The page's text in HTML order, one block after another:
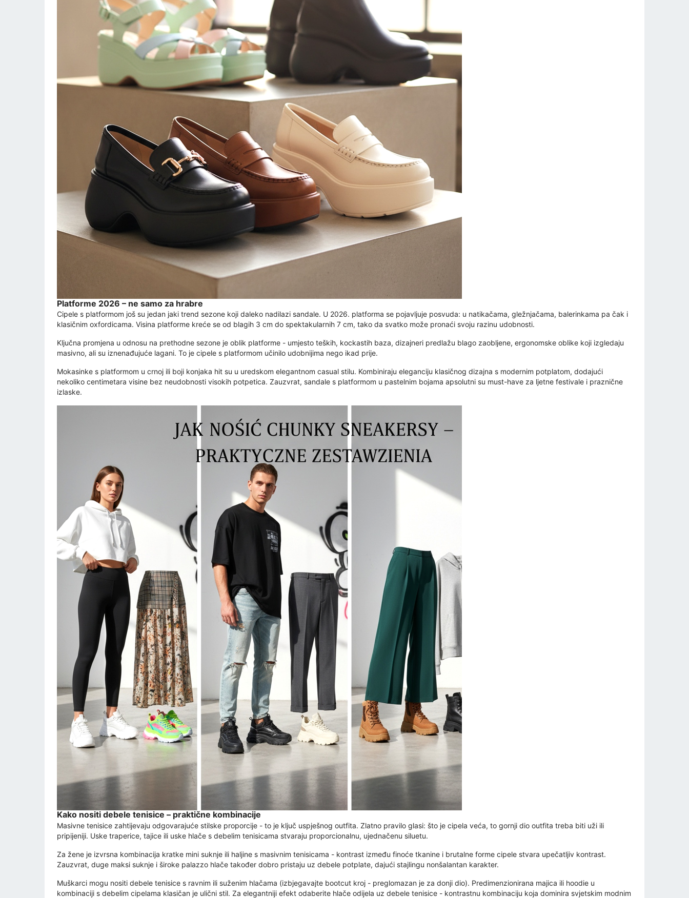
Platforme 2026 – ne samo za hrabre
Cipele s platformom još su jedan jaki trend sezone koji daleko nadilazi sandale. U 2026. platforma se pojavljuje posvuda: u natikačama, gležnjačama, balerinkama pa čak i
klasičnim oxfordicama. Visina platforme kreće se od blagih 3 cm do spektakularnih 7 cm, tako da svatko može pronaći svoju razinu udobnosti.
Ključna promjena u odnosu na prethodne sezone je oblik platforme - umjesto teških, kockastih baza, dizajneri predlažu blago zaobljene, ergonomske oblike koji izgledaju
masivno, ali su iznenađujuće lagani. To je cipele s platformom učinilo udobnijima nego ikad prije.
Mokasinke s platformom u crnoj ili boji konjaka hit su u uredskom elegantnom casual stilu. Kombiniraju eleganciju klasičnog dizajna s modernim potplatom, dodajući
nekoliko centimetara visine bez neudobnosti visokih potpetica. Zauzvrat, sandale s platformom u pastelnim bojama apsolutni su must-have za ljetne festivale i praznične
izlaske.
Kako nositi debele tenisice – praktične kombinacije
Masivne tenisice zahtijevaju odgovarajuće stilske proporcije - to je ključ uspješnog outfita. Zlatno pravilo glasi: što je cipela veća, to gornji dio outfita treba biti uži ili
pripijeniji. Uske traperice, tajice ili uske hlače s debelim tenisicama stvaraju proporcionalnu, ujednačenu siluetu.
Za žene je izvrsna kombinacija kratke mini suknje ili haljine s masivnim tenisicama - kontrast između finoće tkanine i brutalne forme cipele stvara upečatljiv kontrast.
Zauzvrat, duge maksi suknje i široke palazzo hlače također dobro pristaju uz debele potplate, dajući stajlingu nonšalantan karakter.
Muškarci mogu nositi debele tenisice s ravnim ili suženim hlačama (izbjegavajte bootcut kroj - preglomazan je za donji dio). Predimenzionirana majica ili hoodie u
kombinaciji s debelim cipelama klasičan je ulični stil. Za elegantniji efekt odaberite hlače odijela uz debele tenisice - kontrastnu kombinaciju koja dominira svjetskim modnim